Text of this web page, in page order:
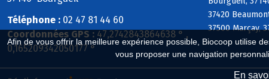
Afin de vous offrir la meilleure expérience possible, Biocoop utilise
vous proposer une navigation
En
Téléphone : 02 47 81 44 60
Coordonnées GPS : 47,2742843864638 ° ,
0,165209342050177 °
37420
37500 Marçay,